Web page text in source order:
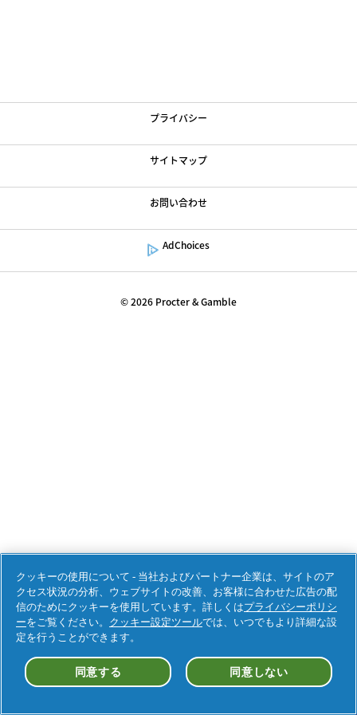
プライバシー
サイトマップ
お問い合わせ
AdChoices
©2026 Procter & Gamble
クッキーの使用について - 当社およびパートナー企業は、サイトのア
クセス状況の分析、ウェブサイトの改善、お客様に合わせた広告の配
信のためにクッキーを使用しています。詳しくはプライバシーポリシ
ーをご覧ください。 クッキー設定ツールでは、いつでもより詳細な設
定を行うことができます。
同意する 同意しない